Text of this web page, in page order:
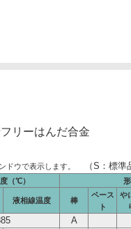
リーはんだ合金
ドウで表示します。 （S：標準
（℃）
液相線温度 棒
ペース
ト
や
A